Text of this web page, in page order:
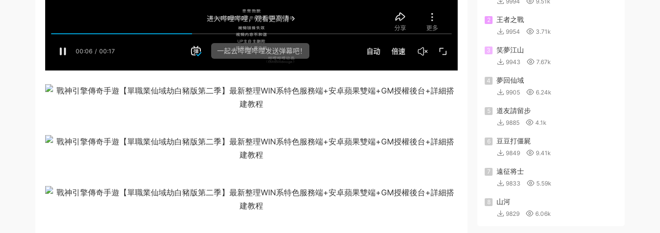
2 王者之戰
9954 3.71k
3 笑夢江山
9943 7.67k
4 夢回仙域
9905 6.24k
5 道友請留步
9885 4.1k
6 豆豆打僵屍
9849 9.41k
7 遠征将士
9833 5.59k
8 山河
9829 6.06k